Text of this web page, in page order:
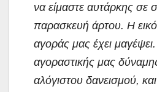
να είμαστε αυτάρκης σε
παρασκευή άρτου. Η
αγοράς μας έχει
αγοραστικής μας
αλόγιστου δανεισμού,